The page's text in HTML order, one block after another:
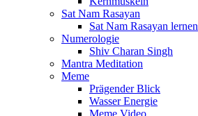
Sat Nam Rasayan
Sat Nam Rasayan lernen
Numerologie
Shiv Charan Singh
Mantra Meditation
Meme
Prägender Blick
Wasser Energie
Meme Video